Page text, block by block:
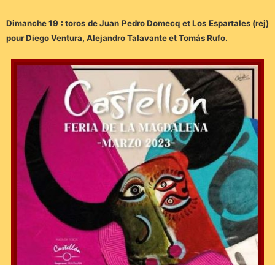
Dimanche 19 : toros de Juan Pedro Domecq et Los Espartales (rej)
pour Diego Ventura, Alejandro Talavante et Tomás Rufo.